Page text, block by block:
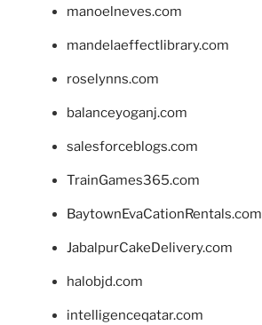
manoelneves.com
mandelaeffectlibrary.com
roselynns.com
balanceyoganj.com
salesforceblogs.com
TrainGames365.com
BaytownEvaCationRentals.com
JabalpurCakeDelivery.com
halobjd.com
intelligenceqatar.com